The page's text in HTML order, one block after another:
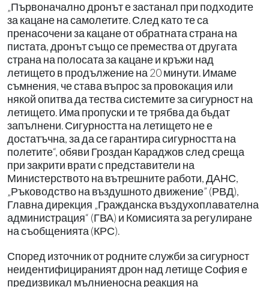
„Първоначално дронът е застанал при подходите
за кацане на самолетите. След като те са
пренасочени за кацане от обратната страна на
пистата, дронът също се премества от другата
страна на полосата за кацане и кръжи над
летището в продължение на 20 минути. Имаме
съмнения, че става въпрос за провокация или
някой опитва да тества системите за сигурност на
летището. Има пропуски и те трябва да бъдат
запълнени. Сигурността на летището не е
достатъчна, за да се гарантира сигурността на
полетите“, обяви Гроздан Караджов след среща
при закрити врати с представители на
Министерството на вътрешните работи, ДАНС,
„Ръководство на въздушното движение” (РВД),
Главна дирекция „Гражданска въздухоплавателна
администрация“ (ГВА) и Комисията за регулиране
на съобщенията (КРС).
Според източник от родните служби за сигурност
неидентифицираният дрон над летище София е
предизвикал мълниеносна реакция на